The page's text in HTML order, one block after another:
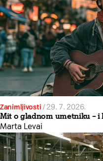
Zanimljivosti /29. 7. 2026.
Mit o gladnom umetniku – i
Marta Levai